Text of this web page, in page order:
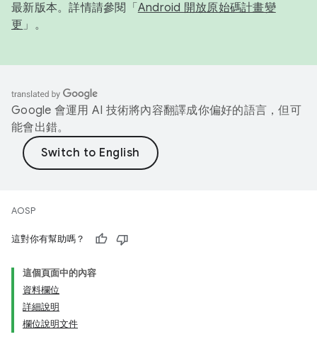
最新版本。詳情請參閱「 Android 開放原始碼計畫變
更 」。
Google 會運用 AI 技術將內容翻譯成你偏好的語言，但可
能會出錯。
AOSP
這對你有幫助嗎？
這個頁面中的內容
資料欄位
詳細說明
欄位說明文件